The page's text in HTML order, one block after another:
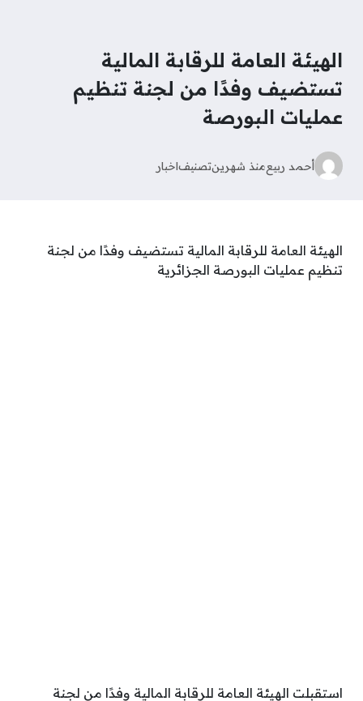
الهيئة العامة للرقابة المالية
تستضيف وفدًا من لجنة تنظيم
عمليات البورصة
أحمد ربيعمنذ شهرينتصنيفاخبار
الهيئة العامة للرقابة المالية تستضيف وفدًا من لجنة
تنظيم عمليات البورصة الجزائرية
استقبلت الهيئة العامة للرقابة المالية وفدًا من لجنة